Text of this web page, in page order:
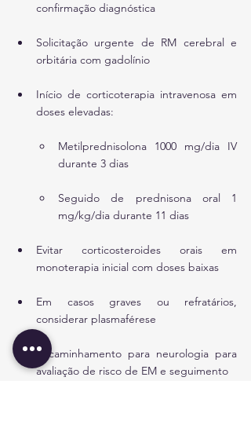
confirmação diagnóstica
Solicitação urgente de RM cerebral e
orbitária com gadolínio
Início de corticoterapia intravenosa em
doses elevadas:
Metilprednisolona 1000 mg/dia IV
durante 3 dias
Seguido de prednisona oral 1
mg/kg/dia durante 11 dias
Evitar corticosteroides orais em
monoterapia inicial com doses baixas
Em casos graves ou refratários,
considerar plasmaférese
Encaminhamento para neurologia para
avaliação de risco de EM e seguimento